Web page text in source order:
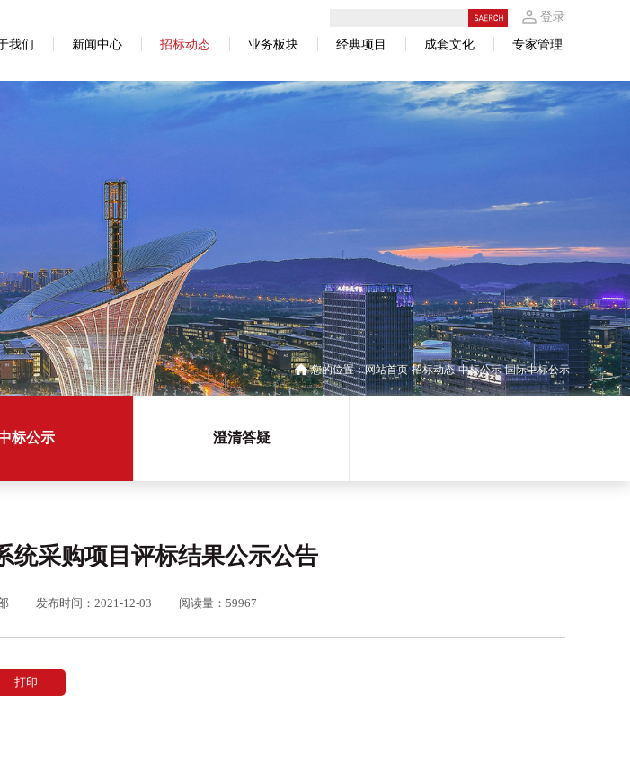
登录
我们 新闻中心 招标动态 业务板块 经典项目 成套文化 专家管理
您的位置：网站首页 招标动态 中标公示 国际中标公示
标公示 澄清答疑
统采购项目评标结果公示公告
发布时间：2021-12-03 阅读量：59967
打印